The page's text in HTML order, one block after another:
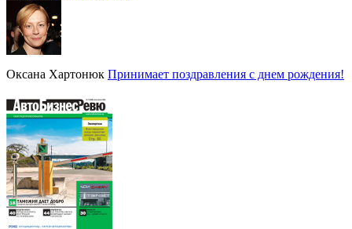
Оксана Хартонюк Принимает поздравления с днем рождения!